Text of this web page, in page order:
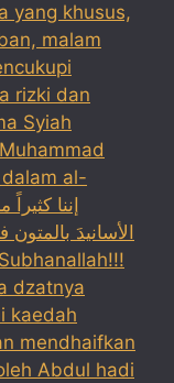
yang khusus,
malam
rizki dan
Syiah
al-
الأسانيدَ
dzatnya
kaedah
mendhaifkan
Abdul hadi